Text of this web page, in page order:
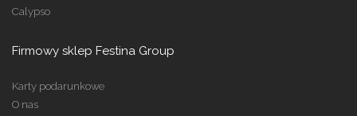
Calypso
Firmowy sklep Festina Group
Karty podarunkowe
O nas